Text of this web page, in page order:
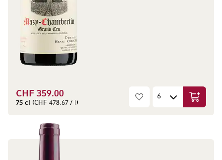
CHF 359.00
75 cl (CHF 478.67 / l) In den